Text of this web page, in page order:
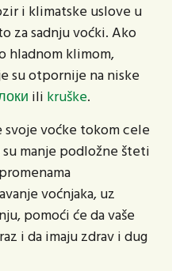
i klimatske uslove u
za sadnju voćki. Ako
hladnom klimom,
su otpornije na niske
ili kruške.
svoje voćke tokom cele
manje podložne šteti
voćnjaka, uz
pomoći će da vaše
i da imaju zdrav i dug